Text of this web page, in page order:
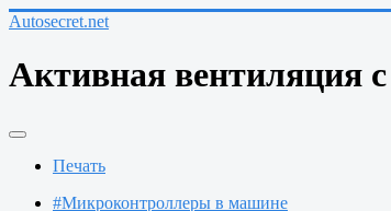
Autosecret.net
Активная вентиляция
Печать
#Микроконтроллеры в машине